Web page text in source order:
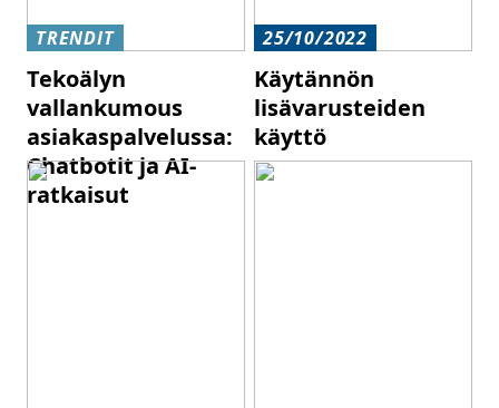
TRENDIT
Tekoälyn
vallankumous
asiakaspalvelussa:
Chatbotit ja AI-
ratkaisut
25/10/2022
Käytännön
lisävarusteiden
käyttö